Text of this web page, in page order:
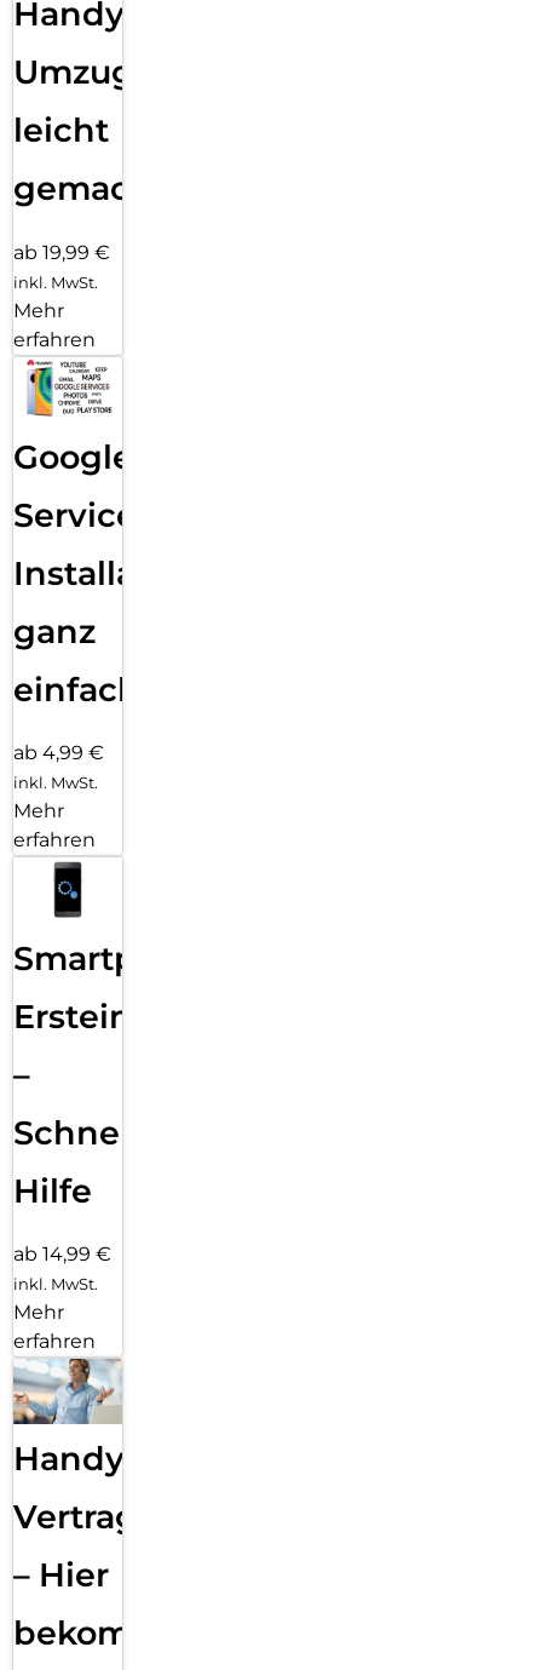
Handy
Umzug
leicht
gemacht!
ab 19,99 €
inkl. MwSt.
Mehr
erfahren
Google
Services
Installation
ganz
einfach
ab 4,99 €
inkl. MwSt.
Mehr
erfahren
Smartphone
Ersteinrichtung
–
Schnelle
Hilfe
ab 14,99 €
inkl. MwSt.
Mehr
erfahren
Handy
Vertragsabwicklung
– Hier
bekommst